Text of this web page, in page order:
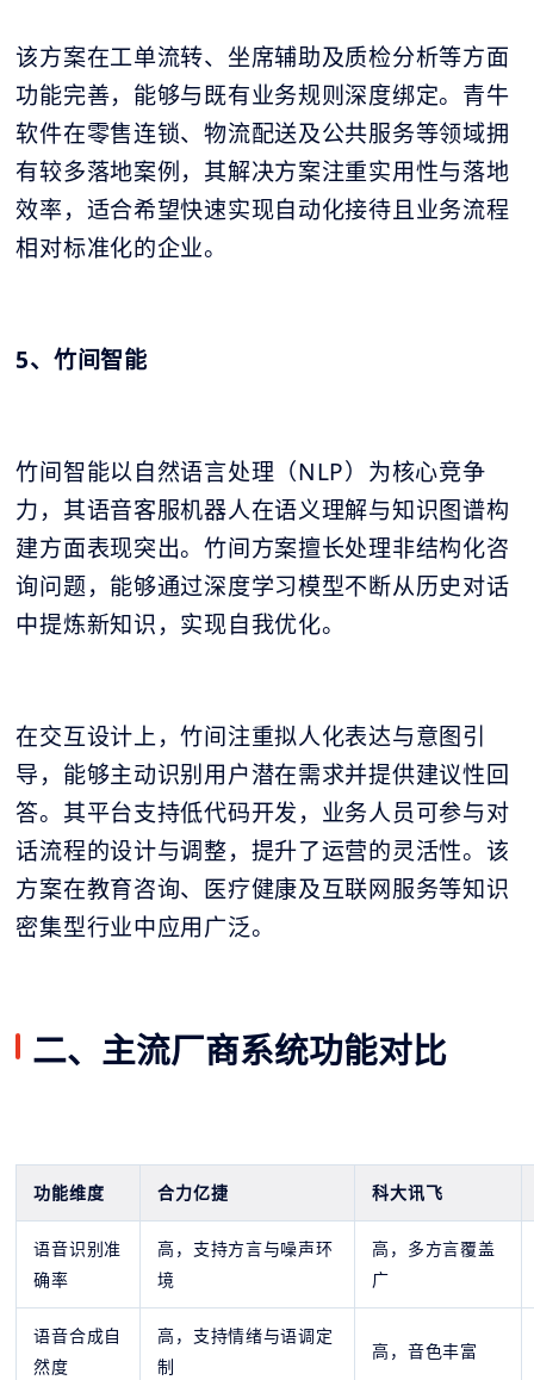
该方案在工单流转、坐席辅助及质检分析等方面
功能完善，能够与既有业务规则深度绑定。青牛
软件在零售连锁、物流配送及公共服务等领域拥
有较多落地案例，其解决方案注重实用性与落地
效率，适合希望快速实现自动化接待且业务流程
相对标准化的企业。
5、竹间智能
竹间智能以自然语言处理（NLP）为核心竞争
力，其语音客服机器人在语义理解与知识图谱构
建方面表现突出。竹间方案擅长处理非结构化咨
询问题，能够通过深度学习模型不断从历史对话
中提炼新知识，实现自我优化。
在交互设计上，竹间注重拟人化表达与意图引
导，能够主动识别用户潜在需求并提供建议性回
答。其平台支持低代码开发，业务人员可参与对
话流程的设计与调整，提升了运营的灵活性。该
方案在教育咨询、医疗健康及互联网服务等知识
密集型行业中应用广泛。
二、主流厂商系统功能对比
功能维度 合力亿捷 科大讯飞
语音识别准
确率
高，支持方言与噪声环
境
高，多方言覆盖
广
语音合成自
然度
高，支持情绪与语调定
制
高，音色丰富